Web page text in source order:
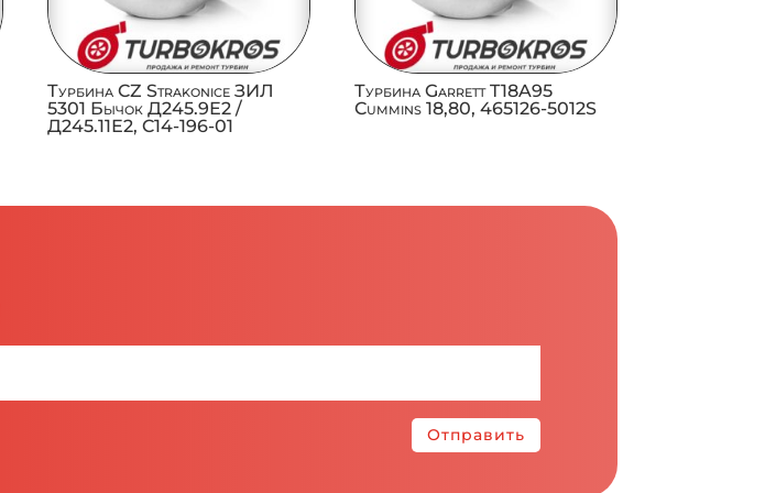
Турбина CZ Strakonice ЗИЛ
5301 Бычок Д245.9Е2 /
Д245.11Е2, C14-196-01
Турбина Garrett T18A95
Cummins 18,80, 465126-5012S
Отправить